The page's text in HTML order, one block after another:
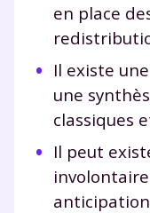
en place
Il existe
une
classiques
Il peut